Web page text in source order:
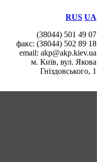
RUS UA
(38044) 501 49 07
факс: (38044) 502 89 18
email: akp@akp.kiev.ua
м. Київ, вул. Якова
Гніздовського, 1